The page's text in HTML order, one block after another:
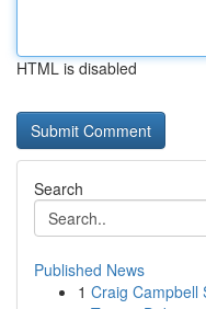
HTML is disabled
Search
Published News
1 Craig Campbell